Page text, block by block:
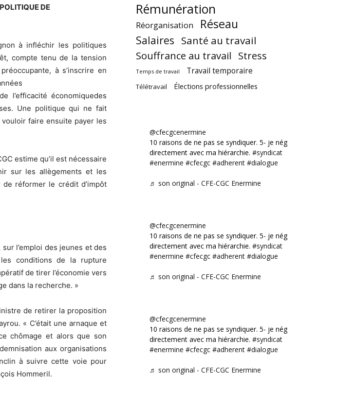
DE
à infléchir les politiques
compte tenu de la tension
à s’inscrire en
l’efficacité économiquedes
Une politique qui ne fait
faire ensuite payer les
estime qu’il est nécessaire
sur les allègements et les
réformer le crédit d’impôt
l’emploi des jeunes et des
conditions de la rupture
de tirer l’économie vers
dans la recherche. »
de retirer la proposition
« C’était une arnaque et
chômage et alors que son
aux organisations
à suivre cette voie pour
Hommeril.
Rémunération
Réorganisation Réseau
Salaires Santé au travail
Souffrance au travail Stress
Temps de travail Travail temporaire
Télétravail Élections professionnelles
@cfecgcenermine
10 raisons de ne pas se syndiquer. 5- je négocie
directement avec ma hiérarchie. #syndicat
#enermine #cfecgc #adherent #dialogue
♬ son original - CFE-CGC Enermine
@cfecgcenermine
10 raisons de ne pas se syndiquer. 5- je négocie
directement avec ma hiérarchie. #syndicat
#enermine #cfecgc #adherent #dialogue
♬ son original - CFE-CGC Enermine
@cfecgcenermine
10 raisons de ne pas se syndiquer. 5- je négocie
directement avec ma hiérarchie. #syndicat
#enermine #cfecgc #adherent #dialogue
♬ son original - CFE-CGC Enermine